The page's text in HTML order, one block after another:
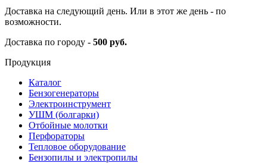
Доставка на следующий день. Или в этот же день - по
возможности.
Доставка по городу - 500 руб.
Продукция
Каталог
Бензогенераторы
Электроинструмент
УШМ (болгарки)
Отбойные молотки
Перфораторы
Тепловое оборудование
Бензопилы и электропилы